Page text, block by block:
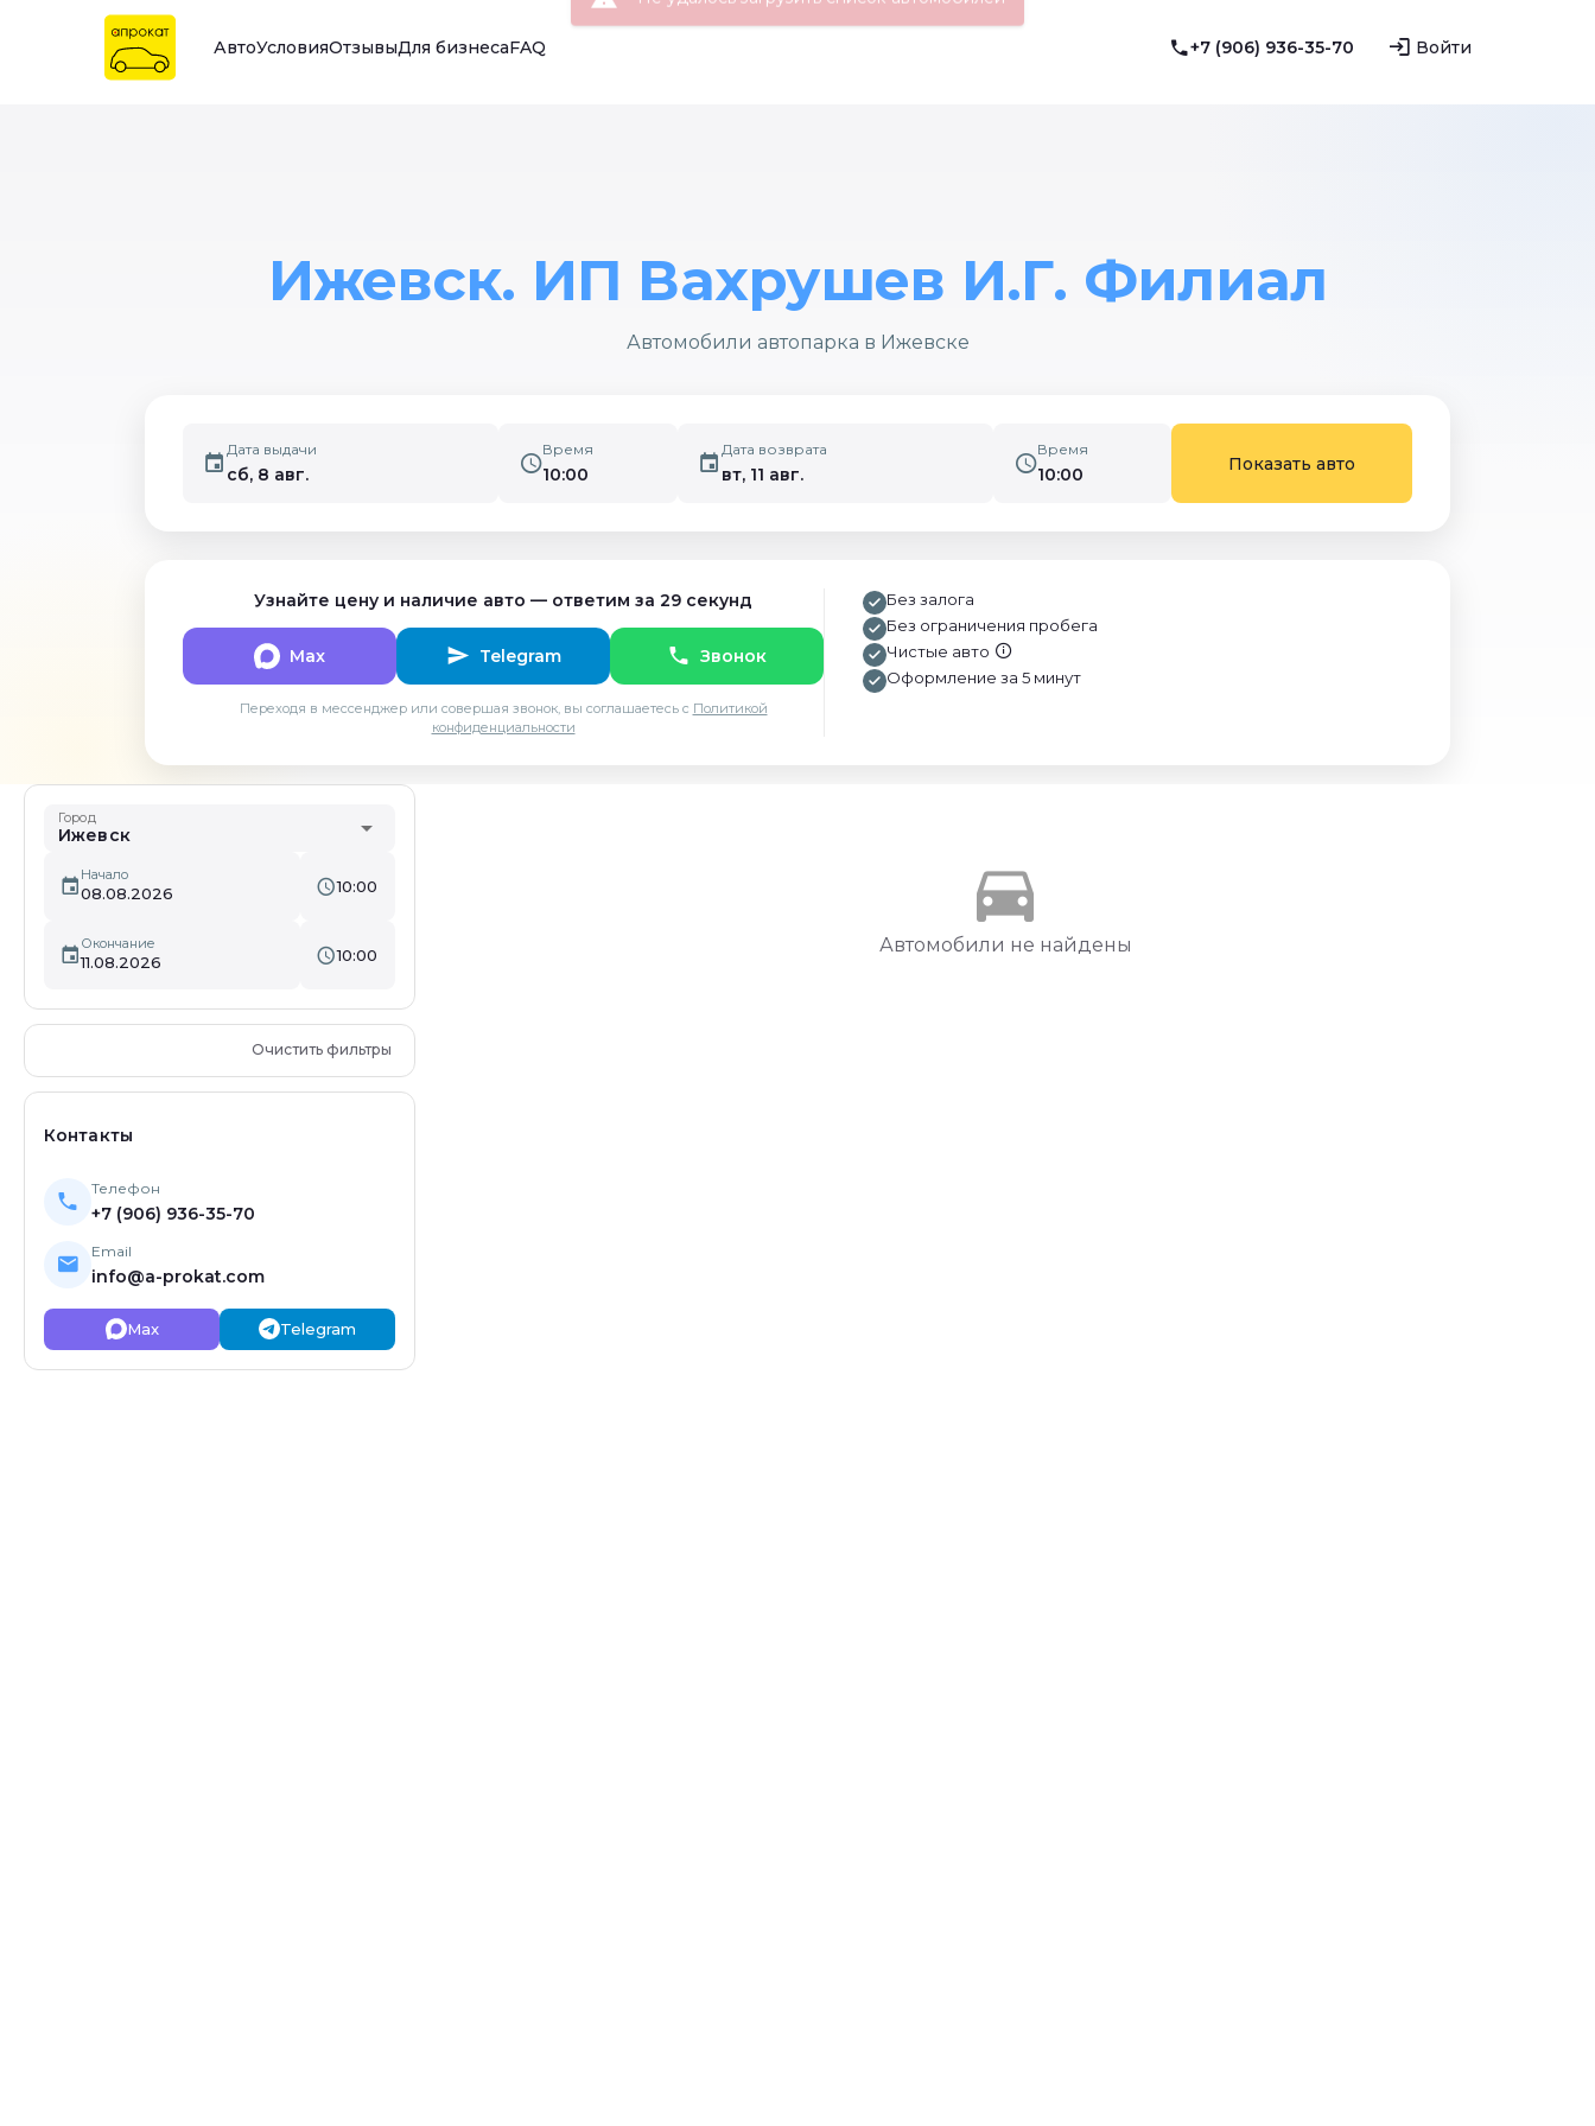
АвтоУсловияОтзывыДля бизнесаFAQ +7 (906) 936-35-70 Войти
Ижевск. ИП Вахрушев И.Г. Филиал
Автомобили автопарка в Ижевске
Дата выдачи
сб, 8 авг.
Время
10:00
Дата возврата
вт, 11 авг.
Время
10:00
Показать авто
Узнайте цену и наличие авто — ответим за 29 секунд
Max Telegram Звонок
Переходя в мессенджер или совершая звонок, вы соглашаетесь с Политикой
конфиденциальности
Без залога
Без ограничения пробега
Чистые авто
Оформление за 5 минут
Город
Ижевск arrow_drop_down
Начало
08.08.2026 10:00
Окончание
11.08.2026 10:00
Очистить фильтры
Контакты
Телефон
+7 (906) 936-35-70
Email
info@a-prokat.com
Max Telegram
directions_car
Автомобили не найдены